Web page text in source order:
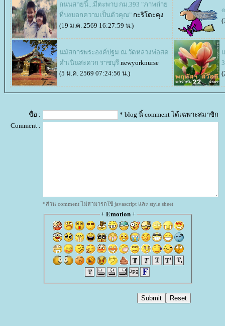
ถนนสายนี้...มีตะพาบ กม.393 "ภาพถ่า
ที่บ่งบอกความเป็นตัวคุณ" กะริโตะคุง
(19 ม.ค. 2569 16:27:59 น.)
นมัสการพระองค์ปฐม ณ วัดหลวงพ่อสด
ดำเนินสะดวก ราชบุรี newyorknurse
(5 ม.ค. 2569 07:24:56 น.)
ชื่อ :
* blog นี้ comment ได้เฉพาะสมาชิก
Comment :
*ส่วน comment ไม่สามารถใช้ javascript และ style sheet
+ Emotion+